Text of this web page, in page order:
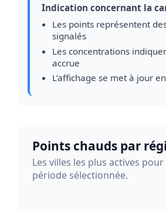
Indication concernant la
Les points représentent
signalés
Les concentrations
accrue
L’affichage se met à jour
Points chauds par
Les villes les plus actives
période sélectionnée.